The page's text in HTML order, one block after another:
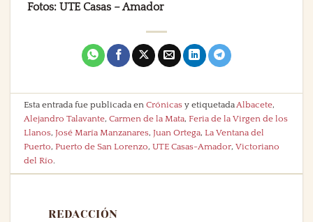
Fotos: UTE Casas – Amador
Esta entrada fue publicada enCrónicas y etiquetadaAlbacete,
Alejandro Talavante,Carmen de la Mata,Feria de la Virgen de los
Llanos,José María Manzanares,Juan Ortega,La Ventana del
Puerto,Puerto de San Lorenzo,UTE Casas-Amador,Victoriano
del Río.
REDACCIÓN